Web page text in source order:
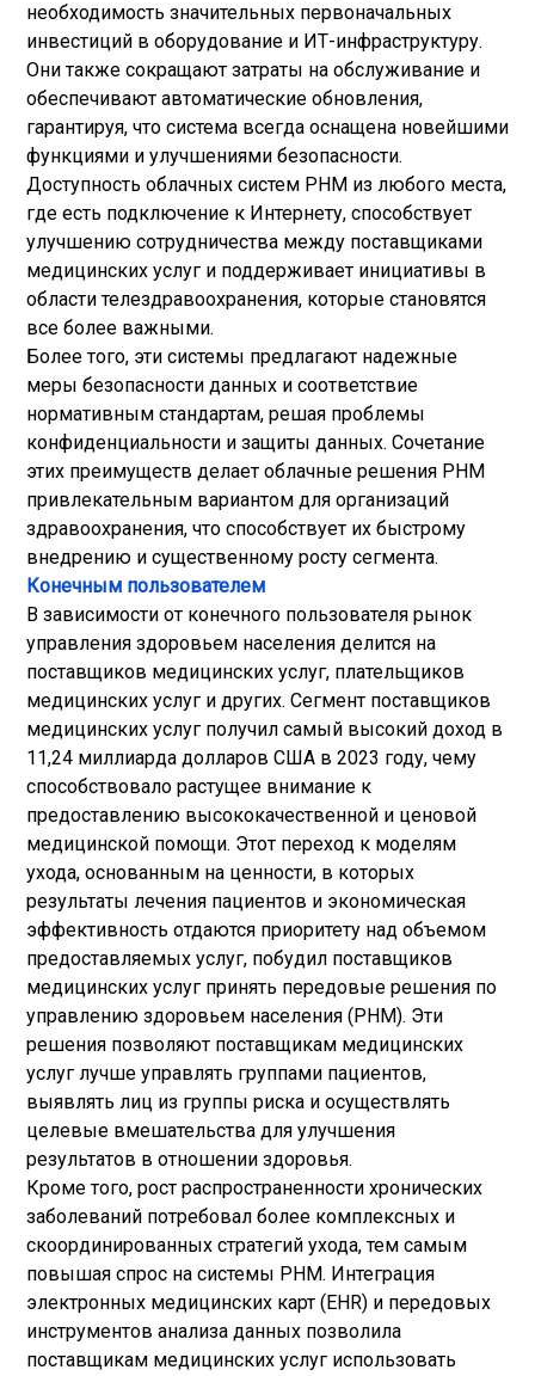
необходимость значительных первоначальных
инвестиций в оборудование и ИТ-инфраструктуру.
Они также сокращают затраты на обслуживание и
обеспечивают автоматические обновления,
гарантируя, что система всегда оснащена новейшими
функциями и улучшениями безопасности.
Доступность облачных систем PHM из любого места,
где есть подключение к Интернету, способствует
улучшению сотрудничества между поставщиками
медицинских услуг и поддерживает инициативы в
области телездравоохранения, которые становятся
все более важными.
Более того, эти системы предлагают надежные
меры безопасности данных и соответствие
нормативным стандартам, решая проблемы
конфиденциальности и защиты данных. Сочетание
этих преимуществ делает облачные решения PHM
привлекательным вариантом для организаций
здравоохранения, что способствует их быстрому
внедрению и существенному росту сегмента.
Конечным пользователем
В зависимости от конечного пользователя рынок
управления здоровьем населения делится на
поставщиков медицинских услуг, плательщиков
медицинских услуг и других. Сегмент поставщиков
медицинских услуг получил самый высокий доход в
11,24 миллиарда долларов США в 2023 году, чему
способствовало растущее внимание к
предоставлению высококачественной и ценовой
медицинской помощи. Этот переход к моделям
ухода, основанным на ценности, в которых
результаты лечения пациентов и экономическая
эффективность отдаются приоритету над объемом
предоставляемых услуг, побудил поставщиков
медицинских услуг принять передовые решения по
управлению здоровьем населения (PHM). Эти
решения позволяют поставщикам медицинских
услуг лучше управлять группами пациентов,
выявлять лиц из группы риска и осуществлять
целевые вмешательства для улучшения
результатов в отношении здоровья.
Кроме того, рост распространенности хронических
заболеваний потребовал более комплексных и
скоординированных стратегий ухода, тем самым
повышая спрос на системы PHM. Интеграция
электронных медицинских карт (EHR) и передовых
инструментов анализа данных позволила
поставщикам медицинских услуг использовать